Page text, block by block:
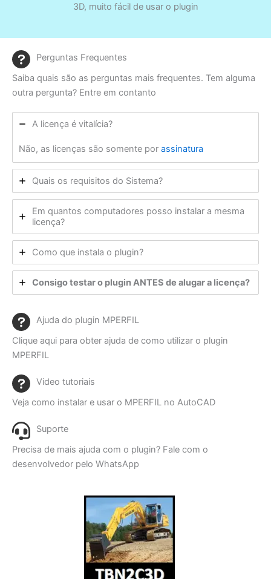
3D, muito fácil de usar o plugin
Perguntas Frequentes
Saiba quais são as perguntas mais frequentes. Tem alguma
outra pergunta? Entre em contanto
A licença é vitalícia?
Não, as licenças são somente por assinatura
Quais os requisitos do Sistema?
Em quantos computadores posso instalar a mesma
licença?
Como que instala o plugin?
Consigo testar o plugin ANTES de alugar a licença?
Ajuda do plugin MPERFIL
Clique aqui para obter ajuda de como utilizar o plugin
MPERFIL
Video tutoriais
Veja como instalar e usar o MPERFIL no AutoCAD
Suporte
Precisa de mais ajuda com o plugin? Fale com o
desenvolvedor pelo WhatsApp